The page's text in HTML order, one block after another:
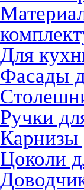
Для
Фасады
Ручки
Карнизы
Цоколи